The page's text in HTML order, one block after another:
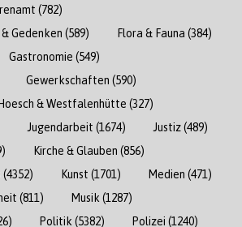
(782)
Gedenken (589) Flora & Fauna (384)
Gastronomie (549)
Gewerkschaften (590)
& Westfalenhütte (327)
Jugendarbeit (1674) Justiz(489)
Kirche & Glauben (856)
(4352) Kunst (1701) Medien (471)
(811) Musik (1287)
Politik (5382) Polizei (1240)